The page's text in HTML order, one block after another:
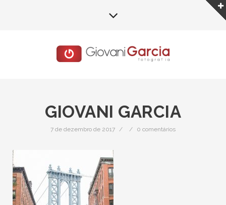
GIOVANI GARCIA
7 de dezembro de 2017 / / 0 comentários